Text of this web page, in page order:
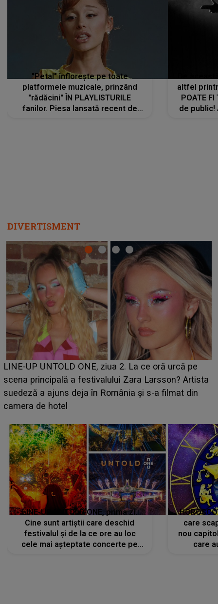
"Petal" înflorește pe toate
platformele muzicale, prinzând
"rădăcini" ÎN PLAYLISTURILE
fanilor. Piesa lansată recent de
altfel
POATE FI
de public!
DIVERTISMENT
Ce a dezvăluit noua concurentă din "Casa Iubirii" l-a
luat prin surprindere pe Emanuel. CINE ESTE
BĂIATUL VIZAT de Alexandra?! Aflându-se în fața
faptului împlinit, A RECUNOSCUT IMEDIAT: "Am
LINE-UP UNTOLD ONE, prima zi.
Cine sunt artiștii care deschid
festivalul și de la ce ore au loc
cele mai așteptate concerte pe
care
nou
care